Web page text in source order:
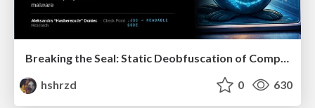
Breaking the Seal: Static Deobfuscation of Compiled V8 JavaScript Bytecode Malware
hshrzd
0 630